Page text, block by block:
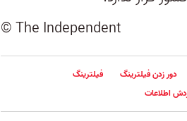
© The Independent
دور زدن فیلترینگ
فیلترینگ
اطلاعات